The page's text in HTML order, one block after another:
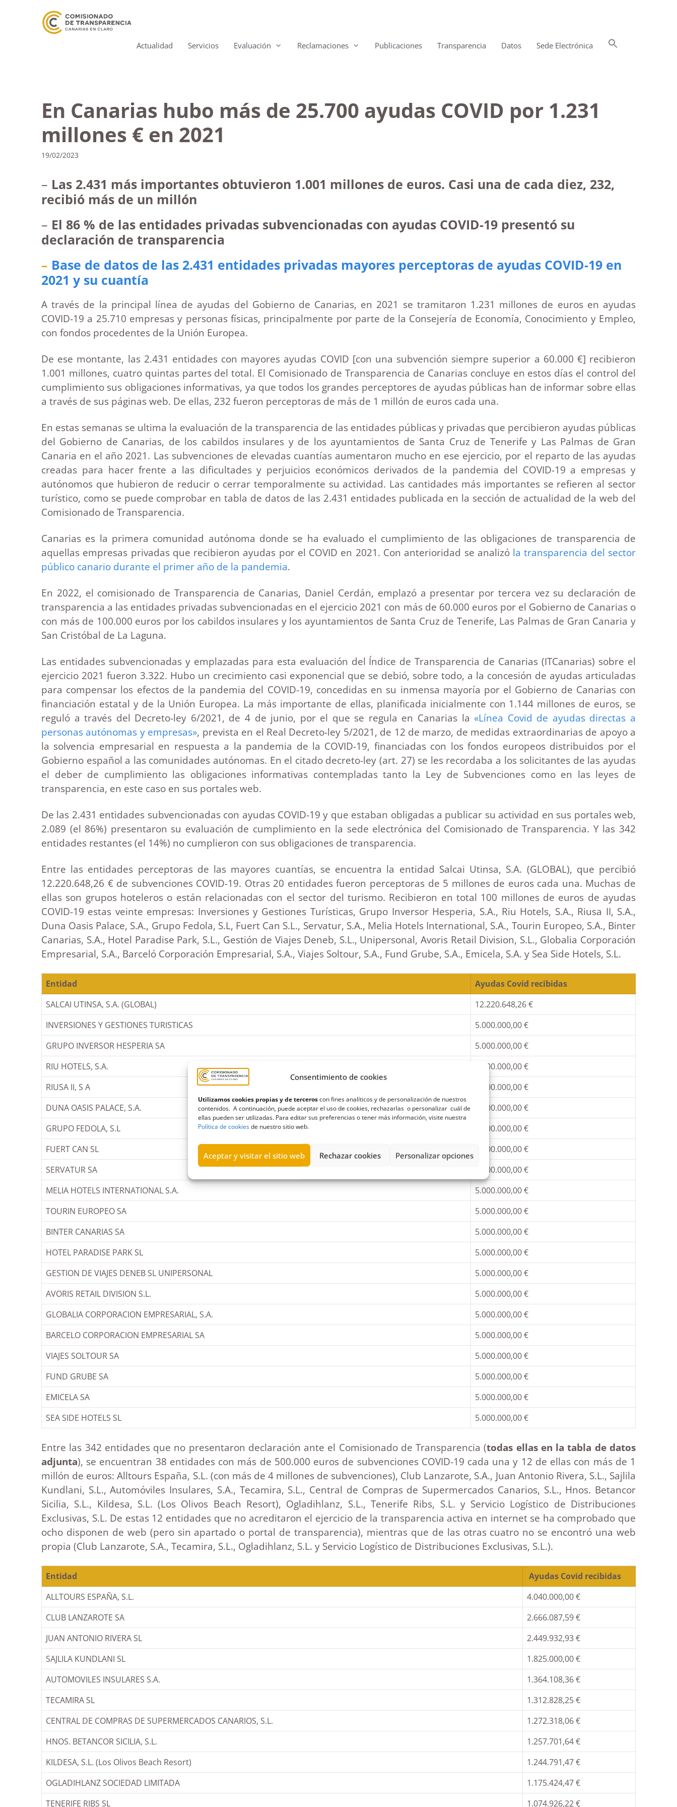
Consentimiento de cookies
Utilizamos cookies propias y de terceroscon fines analíticos y de personalización de nuestros
contenidos. A continuación, puede aceptar el uso de cookies, rechazarlas o personalizar cuál de
ellas pueden ser utilizadas. Para editar sus preferencias o tener más información, visite nuestra
Política de cookiesde nuestro sitio web.
Aceptar y visitar el sitio web Rechazar cookies Personalizar opciones
Actualidad Servicios Evaluación Reclamaciones Publicaciones Transparencia Datos Sede Electrónica
En Canarias hubo más de 25.700 ayudas COVID por 1.231
millones € en 2021
19/02/2023
– Las 2.431 más importantes obtuvieron 1.001 millones de euros. Casi una de cada diez, 232,
recibió más de un millón
– El 86 % de las entidades privadas subvencionadas con ayudas COVID-19 presentó su
declaración de transparencia
– Base de datos de las 2.431 entidades privadas mayores perceptoras de ayudas COVID-19 en
2021 y su cuantía
A través de la principal línea de ayudas del Gobierno de Canarias, en 2021 se tramitaron 1.231 millones de euros en ayudas
COVID-19 a 25.710 empresas y personas físicas, principalmente por parte de la Consejería de Economía, Conocimiento y Empleo,
con fondos procedentes de la Unión Europea.
De ese montante, las 2.431 entidades con mayores ayudas COVID [con una subvención siempre superior a 60.000 €] recibieron
1.001 millones, cuatro quintas partes del total. El Comisionado de Transparencia de Canarias concluye en estos días el control del
cumplimiento sus obligaciones informativas, ya que todos los grandes perceptores de ayudas públicas han de informar sobre ellas
a través de sus páginas web. De ellas, 232 fueron perceptoras de más de 1 millón de euros cada una.
En estas semanas se ultima la evaluación de la transparencia de las entidades públicas y privadas que percibieron ayudas públicas
del Gobierno de Canarias, de los cabildos insulares y de los ayuntamientos de Santa Cruz de Tenerife y Las Palmas de Gran
Canaria en el año 2021. Las subvenciones de elevadas cuantías aumentaron mucho en ese ejercicio, por el reparto de las ayudas
creadas para hacer frente a las dificultades y perjuicios económicos derivados de la pandemia del COVID-19 a empresas y
autónomos que hubieron de reducir o cerrar temporalmente su actividad. Las cantidades más importantes se refieren al sector
turístico, como se puede comprobar en tabla de datos de las 2.431 entidades publicada en la sección de actualidad de la web del
Comisionado de Transparencia.
Canarias es la primera comunidad autónoma donde se ha evaluado el cumplimiento de las obligaciones de transparencia de
aquellas empresas privadas que recibieron ayudas por el COVID en 2021. Con anterioridad se analizó la transparencia del sector
público canario durante el primer año de la pandemia.
En 2022, el comisionado de Transparencia de Canarias, Daniel Cerdán, emplazó a presentar por tercera vez su declaración de
transparencia a las entidades privadas subvencionadas en el ejercicio 2021 con más de 60.000 euros por el Gobierno de Canarias o
con más de 100.000 euros por los cabildos insulares y los ayuntamientos de Santa Cruz de Tenerife, Las Palmas de Gran Canaria y
San Cristóbal de La Laguna.
Las entidades subvencionadas y emplazadas para esta evaluación del Índice de Transparencia de Canarias (ITCanarias) sobre el
ejercicio 2021 fueron 3.322. Hubo un crecimiento casi exponencial que se debió, sobre todo, a la concesión de ayudas articuladas
para compensar los efectos de la pandemia del COVID-19, concedidas en su inmensa mayoría por el Gobierno de Canarias con
financiación estatal y de la Unión Europea. La más importante de ellas, planificada inicialmente con 1.144 millones de euros, se
reguló a través del Decreto-ley 6/2021, de 4 de junio, por el que se regula en Canarias la «Línea Covid de ayudas directas a
personas autónomas y empresas», prevista en el Real Decreto-ley 5/2021, de 12 de marzo, de medidas extraordinarias de apoyo a
la solvencia empresarial en respuesta a la pandemia de la COVID-19, financiadas con los fondos europeos distribuidos por el
Gobierno español a las comunidades autónomas. En el citado decreto-ley (art. 27) se les recordaba a los solicitantes de las ayudas
el deber de cumplimiento las obligaciones informativas contempladas tanto la Ley de Subvenciones como en las leyes de
transparencia, en este caso en sus portales web.
De las 2.431 entidades subvencionadas con ayudas COVID-19 y que estaban obligadas a publicar su actividad en sus portales web,
2.089 (el 86%) presentaron su evaluación de cumplimiento en la sede electrónica del Comisionado de Transparencia. Y las 342
entidades restantes (el 14%) no cumplieron con sus obligaciones de transparencia.
Entre las entidades perceptoras de las mayores cuantías, se encuentra la entidad Salcai Utinsa, S.A. (GLOBAL), que percibió
12.220.648,26 € de subvenciones COVID-19. Otras 20 entidades fueron perceptoras de 5 millones de euros cada una. Muchas de
ellas son grupos hoteleros o están relacionadas con el sector del turismo. Recibieron en total 100 millones de euros de ayudas
COVID-19 estas veinte empresas: Inversiones y Gestiones Turísticas, Grupo Inversor Hesperia, S.A., Riu Hotels, S.A., Riusa II, S.A.,
Duna Oasis Palace, S.A., Grupo Fedola, S.L, Fuert Can S.L., Servatur, S.A., Melia Hotels International, S.A., Tourin Europeo, S.A., Binter
Canarias, S.A., Hotel Paradise Park, S.L., Gestión de Viajes Deneb, S.L., Unipersonal, Avoris Retail Division, S.L., Globalia Corporación
Empresarial, S.A., Barceló Corporación Empresarial, S.A., Viajes Soltour, S.A., Fund Grube, S.A., Emicela, S.A. y Sea Side Hotels, S.L.
Entidad
Ayudas Covid recibidas
SALCAI UTINSA, S.A. (GLOBAL)
12.220.648,26 €
INVERSIONES Y GESTIONES TURISTICAS
5.000.000,00 €
GRUPO INVERSOR HESPERIA SA
5.000.000,00 €
RIU HOTELS, S.A.
5.000.000,00 €
RIUSA II, S A
5.000.000,00 €
DUNA OASIS PALACE, S.A.
5.000.000,00 €
GRUPO FEDOLA, S.L
5.000.000,00 €
FUERT CAN SL
5.000.000,00 €
SERVATUR SA
5.000.000,00 €
MELIA HOTELS INTERNATIONAL S.A.
5.000.000,00 €
TOURIN EUROPEO SA
5.000.000,00 €
BINTER CANARIAS SA
5.000.000,00 €
HOTEL PARADISE PARK SL
5.000.000,00 €
GESTION DE VIAJES DENEB SL UNIPERSONAL
5.000.000,00 €
AVORIS RETAIL DIVISION S.L.
5.000.000,00 €
GLOBALIA CORPORACION EMPRESARIAL, S.A.
5.000.000,00 €
BARCELO CORPORACION EMPRESARIAL SA
5.000.000,00 €
VIAJES SOLTOUR SA
5.000.000,00 €
FUND GRUBE SA
5.000.000,00 €
EMICELA SA
5.000.000,00 €
SEA SIDE HOTELS SL
5.000.000,00 €
Entre las 342 entidades que no presentaron declaración ante el Comisionado de Transparencia (todas ellas en la tabla de datos
adjunta), se encuentran 38 entidades con más de 500.000 euros de subvenciones COVID-19 cada una y 12 de ellas con más de 1
millón de euros: Alltours España, S.L. (con más de 4 millones de subvenciones), Club Lanzarote, S.A., Juan Antonio Rivera, S.L., Sajlila
Kundlani, S.L., Automóviles Insulares, S.A., Tecamira, S.L., Central de Compras de Supermercados Canarios, S.L., Hnos. Betancor
Sicilia, S.L., Kildesa, S.L. (Los Olivos Beach Resort), Ogladihlanz, S.L., Tenerife Ribs, S.L. y Servicio Logístico de Distribuciones
Exclusivas, S.L. De estas 12 entidades que no acreditaron el ejercicio de la transparencia activa en internet se ha comprobado que
ocho disponen de web (pero sin apartado o portal de transparencia), mientras que de las otras cuatro no se encontró una web
propia (Club Lanzarote, S.A., Tecamira, S.L., Ogladihlanz, S.L. y Servicio Logístico de Distribuciones Exclusivas, S.L.).
Entidad
Ayudas Covid recibidas
ALLTOURS ESPAÑA, S.L.
4.040.000,00 €
CLUB LANZAROTE SA
2.666.087,59 €
JUAN ANTONIO RIVERA SL
2.449.932,93 €
SAJLILA KUNDLANI SL
1.825.000,00 €
AUTOMOVILES INSULARES S.A.
1.364.108,36 €
TECAMIRA SL
1.312.828,25 €
CENTRAL DE COMPRAS DE SUPERMERCADOS CANARIOS, S.L.
1.272.318,06 €
HNOS. BETANCOR SICILIA, S.L.
1.257.701,64 €
KILDESA, S.L. (Los Olivos Beach Resort)
1.244.791,47 €
OGLADIHLANZ SOCIEDAD LIMITADA
1.175.424,47 €
TENERIFE RIBS SL
1.074.926,22 €